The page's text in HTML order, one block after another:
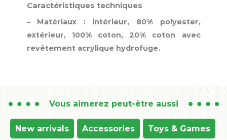
Caractéristiques techniques
– Matériaux : intérieur, 80% polyester,
extérieur, 100% coton, 20% coton avec
revêtement acrylique hydrofuge.
Vous aimerez peut-être aussi
New arrivals Accessories Toys & Games